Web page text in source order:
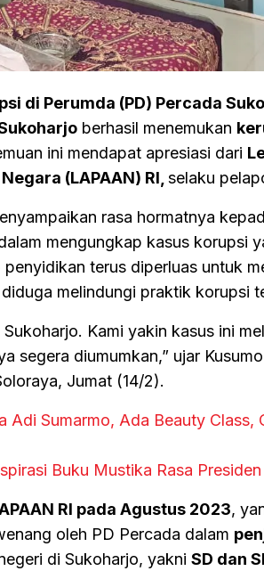
di Perumda (PD) Percada
berhasil menemukan
ini mendapat apresiasi dari
(LAPAAN) RI, selaku
rasa hormatnya
mengungkap kasus korupsi
terus diperluas untuk
melindungi praktik korupsi
Kami yakin kasus ini
segera diumumkan,” ujar
Jumat (14/2).
Adi Sumarmo, Ada Beauty Class,
Buku Mustika Rasa
RI pada Agustus 2023,
oleh PD Percada dalam
di Sukoharjo, yakni SD dan